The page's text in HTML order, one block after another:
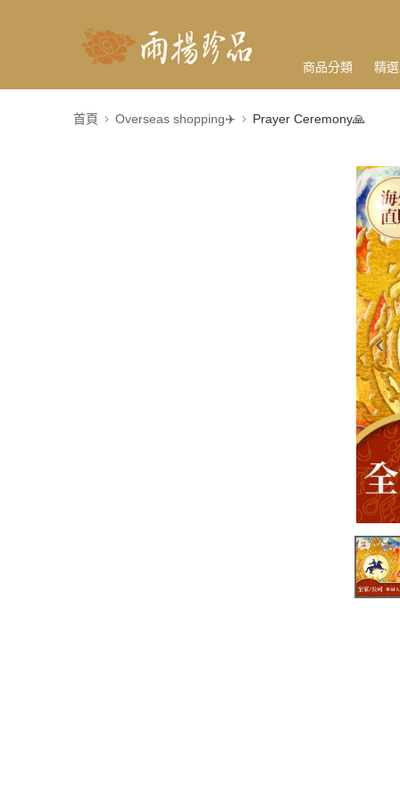
商品分類 精
首頁 Overseas shopping✈️ Prayer Ceremony🙏